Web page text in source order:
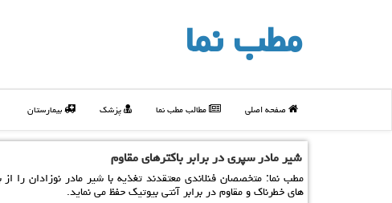
مطب نما
صفحه اصلی مطالب مطب نما پزشک بیمارستان
شیر مادر سپری در برابر باكترهای مقاوم
مطب نما: متخصصان فنلاندی معتقدند تغذیه با شیر مادر نوزادان را از
های خطرناك و مقاوم در برابر آنتی بیوتیك حفظ می نماید.